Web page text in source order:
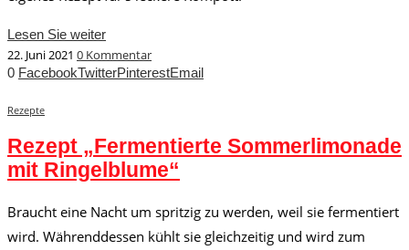
Lesen Sie weiter
22. Juni 2021 0 Kommentar
0 FacebookTwitterPinterestEmail
Rezepte
Rezept „Fermentierte Sommerlimonade
mit Ringelblume“
Braucht eine Nacht um spritzig zu werden, weil sie fermentiert
wird. Währenddessen kühlt sie gleichzeitig und wird zum